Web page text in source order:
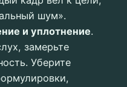
шум».
и уплотнение.
замерьте
Уберите